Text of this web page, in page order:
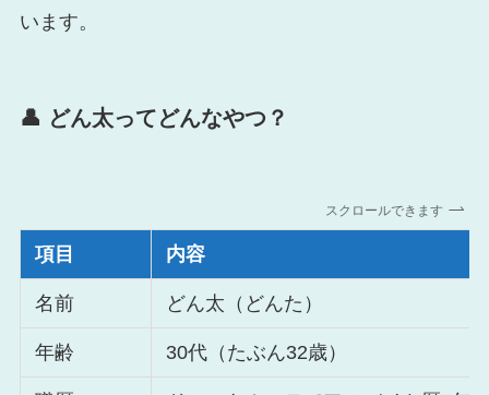
います。
👤 どん太ってどんなやつ？
スクロールできます
項目 内容
名前 どん太（どんた）
年齢 30代（たぶん32歳）